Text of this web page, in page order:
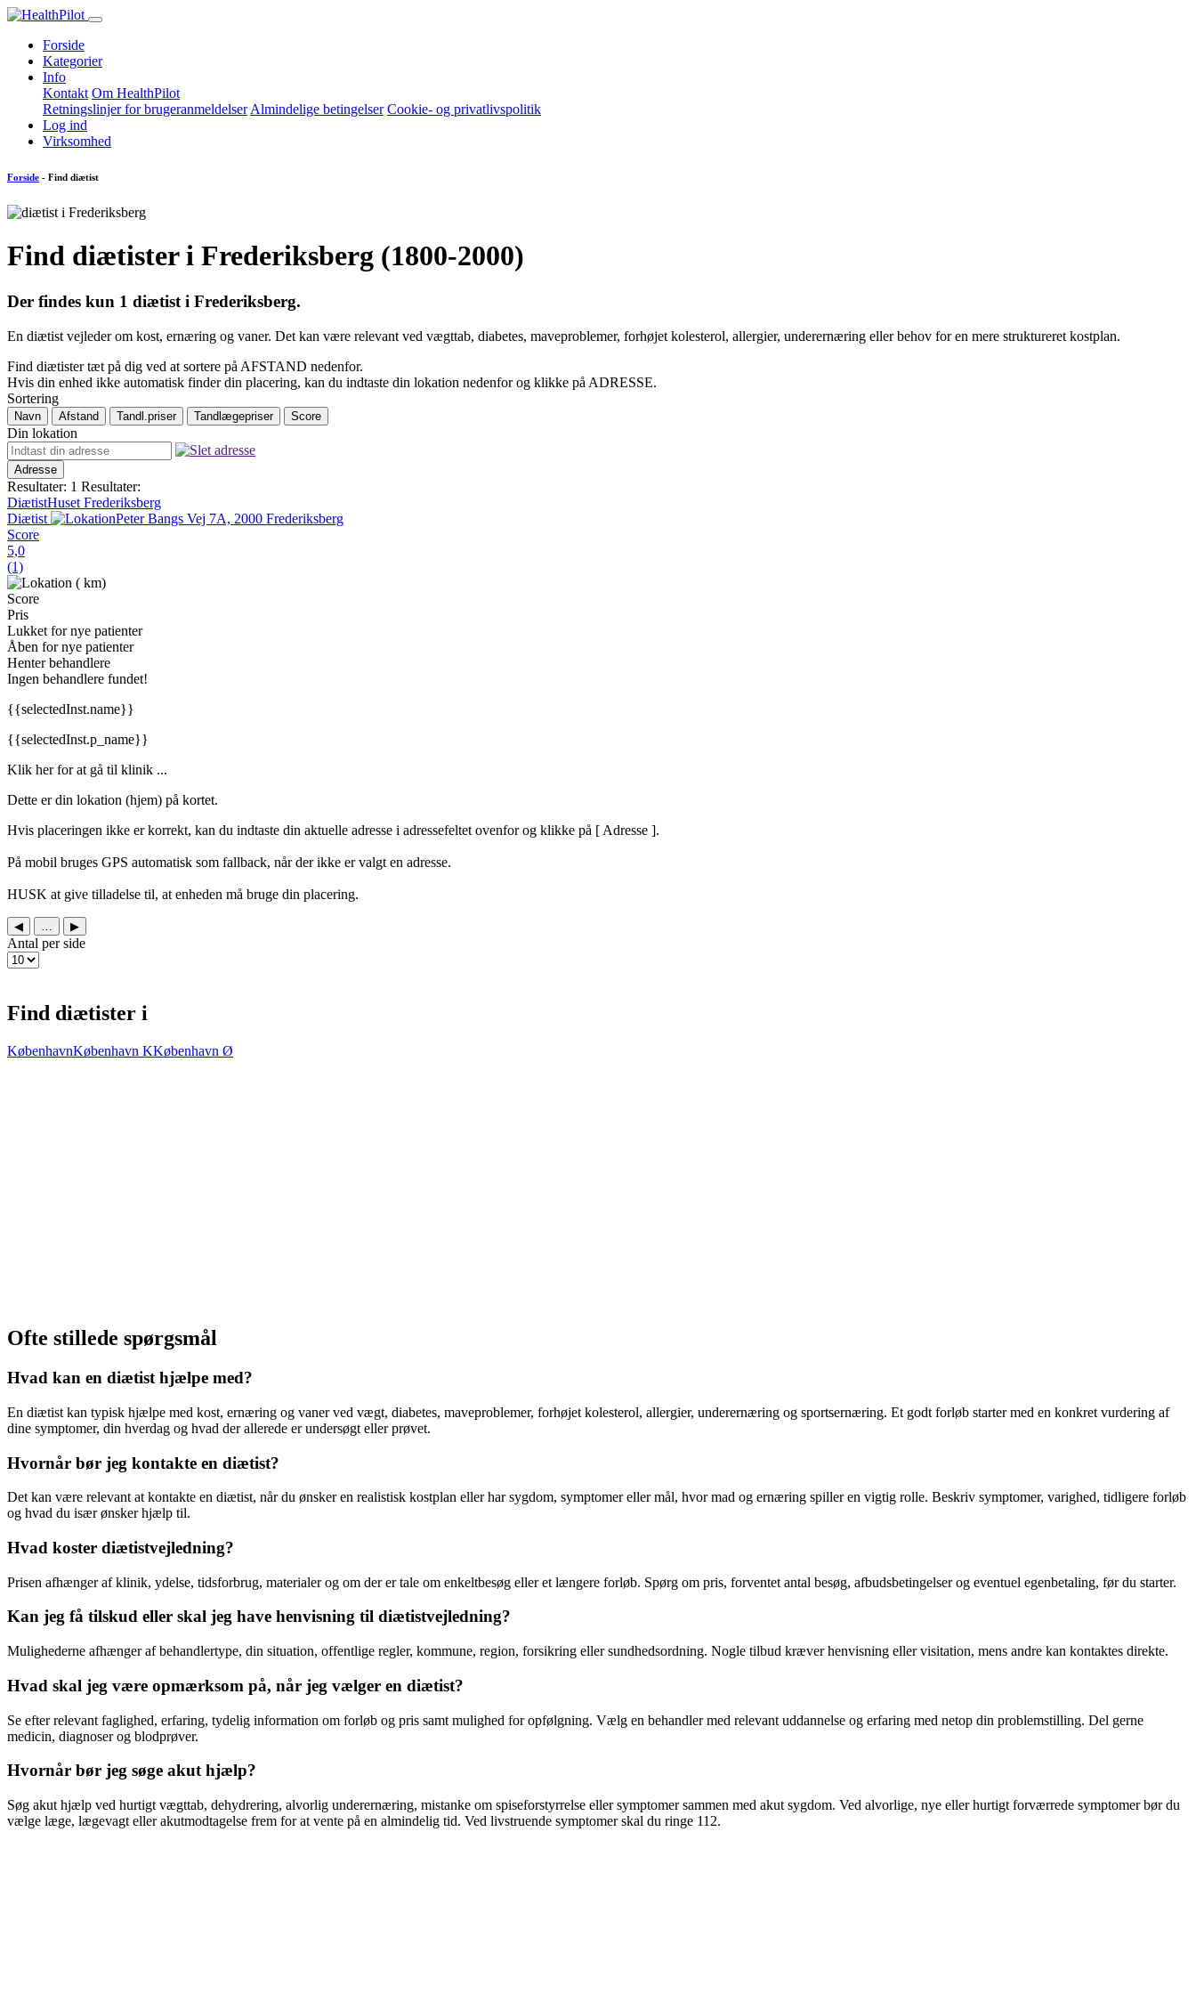
Forside
Kategorier
Info
Kontakt Om HealthPilot
Retningslinjer for brugeranmeldelser Almindelige betingelser Cookie- og privatlivspolitik
Log ind
Virksomhed
Forside - Find diætist
Find diætister i Frederiksberg (1800-2000)
Der findes kun 1 diætist i Frederiksberg.
En diætist vejleder om kost, ernæring og vaner. Det kan være relevant ved vægttab, diabetes, maveproblemer, forhøjet kolesterol, allergier, underernæring eller behov for en mere struktureret kostplan.
Find diætister tæt på dig ved at sortere på AFSTAND nedenfor.
Hvis din enhed ikke automatisk finder din placering, kan du indtaste din lokation nedenfor og klikke på ADRESSE.
Sortering
Navn Afstand Tandl.priser Tandlægepriser Score
Din lokation
Adresse
Resultater: 1 Resultater:
DiætistHuset Frederiksberg
Diætist
Peter Bangs Vej 7A, 2000 Frederiksberg
Score
5,0
(1)
( km)
Score
Pris
Lukket for nye patienter
Åben for nye patienter
Henter behandlere
Ingen behandlere fundet!
{{selectedInst.name}}
{{selectedInst.p_name}}
Klik her for at gå til klinik ...
Dette er din lokation (hjem) på kortet.
Hvis placeringen ikke er korrekt, kan du indtaste din aktuelle adresse i adressefeltet ovenfor og klikke på [ Adresse ].
På mobil bruges GPS automatisk som fallback, når der ikke er valgt en adresse.
HUSK at give tilladelse til, at enheden må bruge din placering.
◀ ▶
Antal per side
Find diætister i
KøbenhavnKøbenhavn KKøbenhavn Ø
Ofte stillede spørgsmål
Hvad kan en diætist hjælpe med?
En diætist kan typisk hjælpe med kost, ernæring og vaner ved vægt, diabetes, maveproblemer, forhøjet kolesterol, allergier, underernæring og sportsernæring. Et godt forløb starter med en konkret vurdering af
dine symptomer, din hverdag og hvad der allerede er undersøgt eller prøvet.
Hvornår bør jeg kontakte en diætist?
Det kan være relevant at kontakte en diætist, når du ønsker en realistisk kostplan eller har sygdom, symptomer eller mål, hvor mad og ernæring spiller en vigtig rolle. Beskriv symptomer, varighed, tidligere forløb
og hvad du især ønsker hjælp til.
Hvad koster diætistvejledning?
Prisen afhænger af klinik, ydelse, tidsforbrug, materialer og om der er tale om enkeltbesøg eller et længere forløb. Spørg om pris, forventet antal besøg, afbudsbetingelser og eventuel egenbetaling, før du starter.
Kan jeg få tilskud eller skal jeg have henvisning til diætistvejledning?
Mulighederne afhænger af behandlertype, din situation, offentlige regler, kommune, region, forsikring eller sundhedsordning. Nogle tilbud kræver henvisning eller visitation, mens andre kan kontaktes direkte.
Hvad skal jeg være opmærksom på, når jeg vælger en diætist?
Se efter relevant faglighed, erfaring, tydelig information om forløb og pris samt mulighed for opfølgning. Vælg en behandler med relevant uddannelse og erfaring med netop din problemstilling. Del gerne
medicin, diagnoser og blodprøver.
Hvornår bør jeg søge akut hjælp?
Søg akut hjælp ved hurtigt vægttab, dehydrering, alvorlig underernæring, mistanke om spiseforstyrrelse eller symptomer sammen med akut sygdom. Ved alvorlige, nye eller hurtigt forværrede symptomer bør du
vælge læge, lægevagt eller akutmodtagelse frem for at vente på en almindelig tid. Ved livstruende symptomer skal du ringe 112.